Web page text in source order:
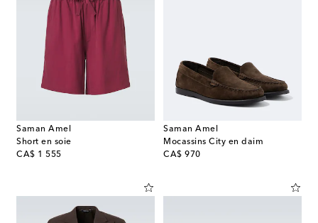
Saman Amel
Short en soie
CA$ 1 555
original price
Saman Amel
Mocassins City en daim
CA$ 970
original price